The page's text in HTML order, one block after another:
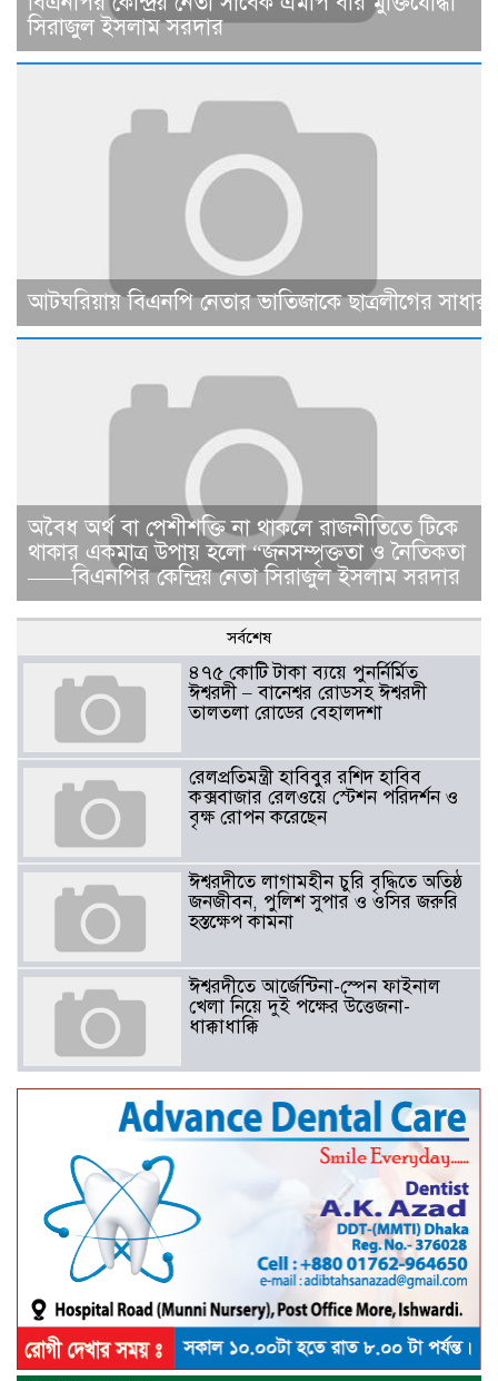
সিরাজুল ইসলাম সরদার
আটঘরিয়ায় বিএনপি নেতার ভাতিজাকে ছাত্রলীগের
​​অবৈধ অর্থ বা পেশীশক্তি না থাকলে রাজনীতিতে টিকে
থাকার একমাত্র উপায় হলো “জনসম্পৃক্ততা ও নৈতিকতা
——বিএনপির কেন্দ্রিয় নেতা সিরাজুল ইসলাম সরদার
সর্বশেষ
৪৭৫ কোটি টাকা ব্যয়ে পুনর্নির্মিত
ঈশ্বরদী – বানেশ্বর রোডসহ ঈশ্বরদী
তালতলা রোডের বেহালদশা
রেলপ্রতিমন্ত্রী হাবিবুর রশিদ হাবিব
কক্সবাজার রেলওয়ে স্টেশন পরিদর্শন ও
বৃক্ষ রোপন করেছেন
ঈশ্বরদীতে লাগামহীন চুরি বৃদ্ধিতে অতিষ্ঠ
জনজীবন, পুলিশ সুপার ও ওসির জরুরি
হস্তক্ষেপ কামনা ​
ঈশ্বরদীতে আর্জেন্টিনা-স্পেন ফাইনাল
খেলা নিয়ে দুই পক্ষের উত্তেজনা-
ধাক্কাধাক্কি
বাংলাদেশসহ বাসযোগ্য পৃথিবী গড়তে
গাছ লাগিয়ে অক্সিজেন ফ্যাক্টরী গড়ে
তোলার বিকল্প নেই——বিএনপির
কেন্দ্রিয় নেতা সাবেক এমপি বীর
মুক্তিযোদ্ধা সিরাজুল ইসলাম সরদার
আটঘরিয়ায় বিএনপি নেতার ভাতিজাকে ছাত্রলীগের সাধারণ
​​অবৈধ অর্থ বা পেশীশক্তি না থাকলে